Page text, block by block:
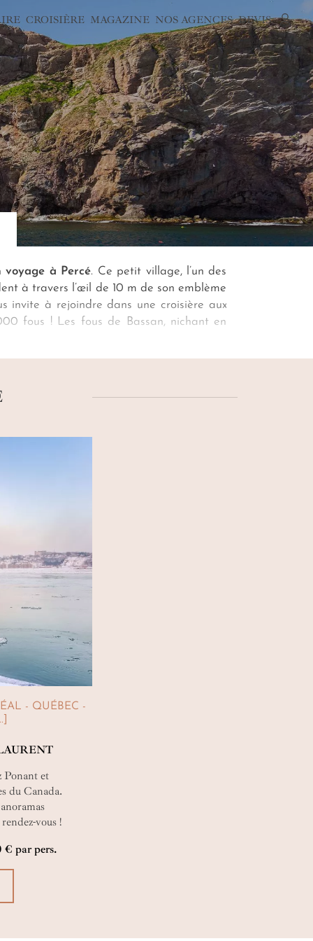
CROISIÈRE MAGAZINE NOS AGENCES DEVIS
voyage à Percé. Ce petit village, l’un des
à travers l’œil de 10 m de son emblème
invite à rejoindre dans une croisière aux
fous ! Les fous de Bassan, nichant en
- QUÉBEC -
Ponant et
du Canada.
vous !
de cette paisible
€ par pers.